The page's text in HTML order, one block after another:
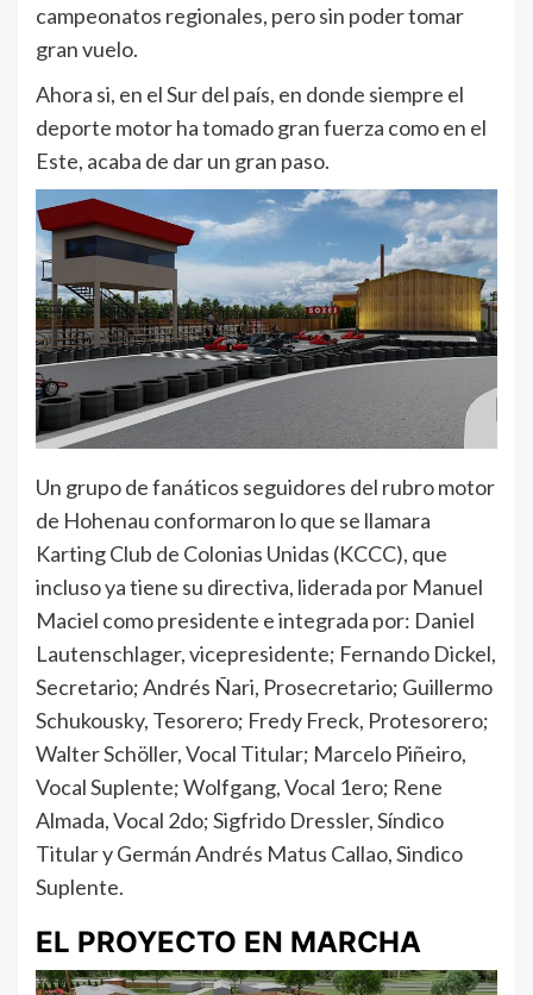
campeonatos regionales, pero sin poder tomar
gran vuelo.
Ahora si, en el Sur del país, en donde siempre el
deporte motor ha tomado gran fuerza como en el
Este, acaba de dar un gran paso.
Un grupo de fanáticos seguidores del rubro motor
de Hohenau conformaron lo que se llamara
Karting Club de Colonias Unidas (KCCC), que
incluso ya tiene su directiva, liderada por Manuel
Maciel como presidente e integrada por: Daniel
Lautenschlager, vicepresidente; Fernando Dickel,
Secretario; Andrés Ñari, Prosecretario; Guillermo
Schukousky, Tesorero; Fredy Freck, Protesorero;
Walter Schöller, Vocal Titular; Marcelo Piñeiro,
Vocal Suplente; Wolfgang, Vocal 1ero; Rene
Almada, Vocal 2do; Sigfrido Dressler, Síndico
Titular y Germán Andrés Matus Callao, Sindico
Suplente.
EL PROYECTO EN MARCHA